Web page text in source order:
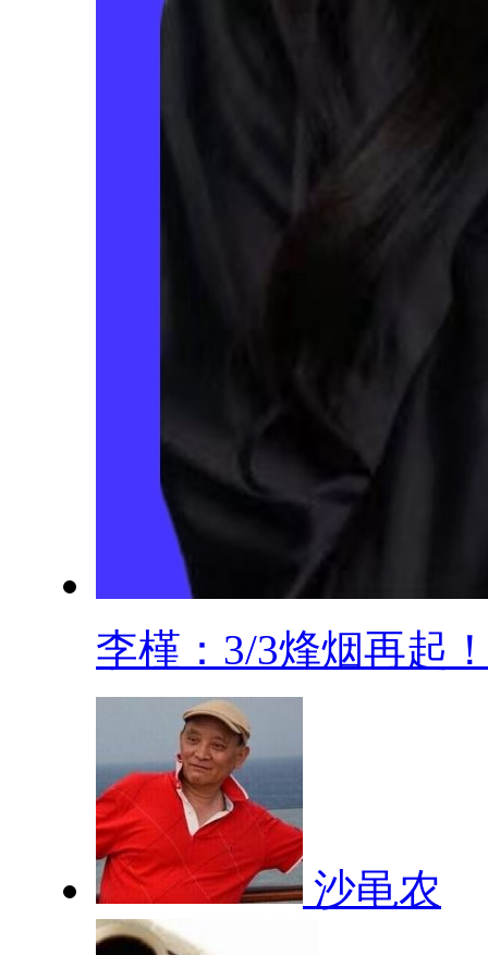
李槿：3/3烽烟再起
沙黾农